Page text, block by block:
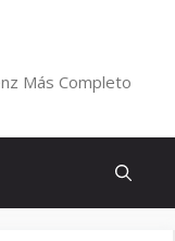
Más Completo